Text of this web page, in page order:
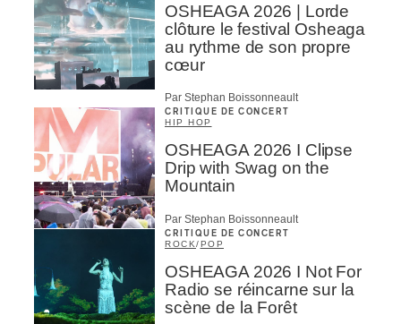
OSHEAGA 2026 | Lorde
clôture le festival Osheaga
au rythme de son propre
cœur
Par Stephan Boissonneault
CRITIQUE DE CONCERT
HIP HOP
OSHEAGA 2026 I Clipse
Drip with Swag on the
Mountain
Par Stephan Boissonneault
CRITIQUE DE CONCERT
ROCK/POP
OSHEAGA 2026 I Not For
Radio se réincarne sur la
scène de la Forêt